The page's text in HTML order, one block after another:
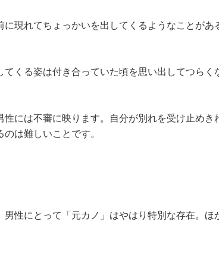
現れてちょっかいを出してくるようなことがあ
くる姿は付き合っていた頃を思い出してつらく
には不審に映ります。自分が別れを受け止めき
は難しいことです。
性にとって「元カノ」はやはり特別な存在。ほ